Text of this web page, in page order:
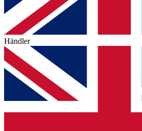
Händler